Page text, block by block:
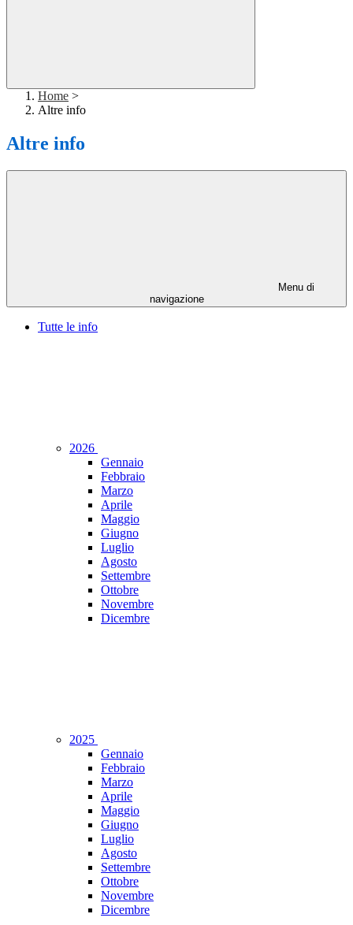
Home >
Altre info
Altre info
Menu di
navigazione
Tutte le info
2026
Gennaio
Febbraio
Marzo
Aprile
Maggio
Giugno
Luglio
Agosto
Settembre
Ottobre
Novembre
Dicembre
2025
Gennaio
Febbraio
Marzo
Aprile
Maggio
Giugno
Luglio
Agosto
Settembre
Ottobre
Novembre
Dicembre